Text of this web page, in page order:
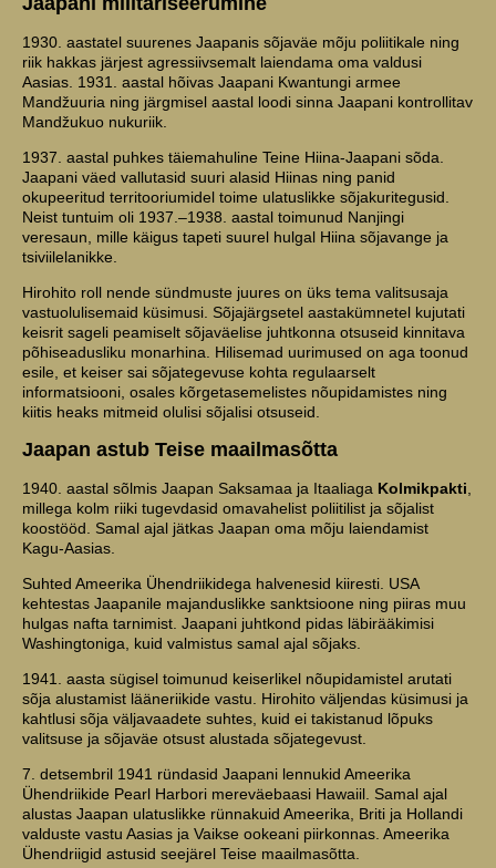
1930. aastatel suurenes Jaapanis sõjaväe mõju poliitikale ning
riik hakkas järjest agressiivsemalt laiendama oma valdusi
Aasias. 1931. aastal hõivas Jaapani Kwantungi armee
Mandžuuria ning järgmisel aastal loodi sinna Jaapani kontrollitav
Mandžukuo nukuriik.
1937. aastal puhkes täiemahuline Teine Hiina-Jaapani sõda.
Jaapani väed vallutasid suuri alasid Hiinas ning panid
okupeeritud territooriumidel toime ulatuslikke sõjakuritegusid.
Neist tuntuim oli 1937.–1938. aastal toimunud Nanjingi
veresaun, mille käigus tapeti suurel hulgal Hiina sõjavange ja
tsiviilelanikke.
Hirohito roll nende sündmuste juures on üks tema valitsusaja
vastuolulisemaid küsimusi. Sõjajärgsetel aastakümnetel kujutati
keisrit sageli peamiselt sõjaväelise juhtkonna otsuseid kinnitava
põhiseadusliku monarhina. Hilisemad uurimused on aga toonud
esile, et keiser sai sõjategevuse kohta regulaarselt
informatsiooni, osales kõrgetasemelistes nõupidamistes ning
kiitis heaks mitmeid olulisi sõjalisi otsuseid.
Jaapan astub Teise maailmasõtta
1940. aastal sõlmis Jaapan Saksamaa ja Itaaliaga Kolmikpakti
millega kolm riiki tugevdasid omavahelist poliitilist ja sõjalist
koostööd. Samal ajal jätkas Jaapan oma mõju laiendamist
Kagu-Aasias.
Suhted Ameerika Ühendriikidega halvenesid kiiresti. USA
kehtestas Jaapanile majanduslikke sanktsioone ning piiras muu
hulgas nafta tarnimist. Jaapani juhtkond pidas läbirääkimisi
Washingtoniga, kuid valmistus samal ajal sõjaks.
1941. aasta sügisel toimunud keiserlikel nõupidamistel arutati
sõja alustamist lääneriikide vastu. Hirohito väljendas küsimusi ja
kahtlusi sõja väljavaadete suhtes, kuid ei takistanud lõpuks
valitsuse ja sõjaväe otsust alustada sõjategevust.
7. detsembril 1941 ründasid Jaapani lennukid Ameerika
Ühendriikide Pearl Harbori mereväebaasi Hawaiil. Samal ajal
alustas Jaapan ulatuslikke rünnakuid Ameerika, Briti ja Hollandi
valduste vastu Aasias ja Vaikse ookeani piirkonnas. Ameerika
Ühendriigid astusid seejärel Teise maailmasõtta.